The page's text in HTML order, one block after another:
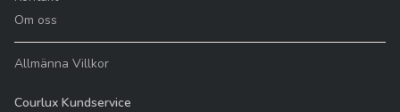
Om oss
Allmänna Villkor
Courlux Kundservice